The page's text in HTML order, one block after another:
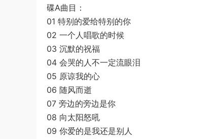
碟A曲目：
01 特别的爱给特别的你
02 一个人唱歌的时候
03 沉默的祝福
04 会哭的人不一定流眼泪
05 原谅我的心
06 随风而逝
07 旁边的旁边是你
08 向太阳怒吼
09 你爱的是我还是别人